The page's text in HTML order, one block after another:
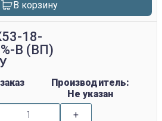
В корзину
18-
В (ВП)
Производитель:
Не указан
+